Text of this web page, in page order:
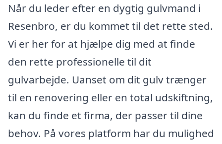
Når du leder efter en dygtig gulvmand i
Resenbro, er du kommet til det rette sted.
Vi er her for at hjælpe dig med at finde
den rette professionelle til dit
gulvarbejde. Uanset om dit gulv trænger
til en renovering eller en total udskiftning,
kan du finde et firma, der passer til dine
behov. På vores platform har du mulighed